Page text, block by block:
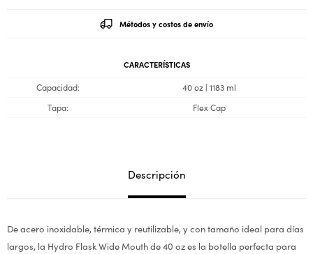
Métodos y costos de envío
CARACTERÍSTICAS
Capacidad
40 oz | 1183 ml
Tapa
Flex Cap
Descripción
De acero inoxidable, térmica y reutilizable, y con tamaño ideal para días
largos, la Hydro Flask Wide Mouth de 40 oz es la botella perfecta para